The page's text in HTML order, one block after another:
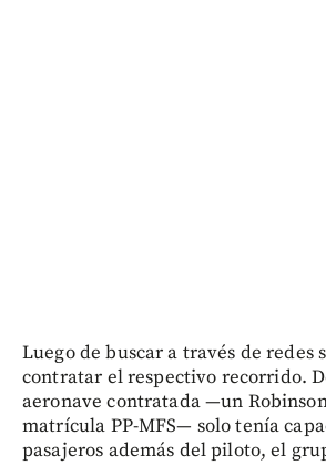
Luego de buscar a través de redes
contratar el respectivo recorrido.
aeronave contratada —un
matrícula PP-MFS— solo tenía
pasajeros además del piloto, el